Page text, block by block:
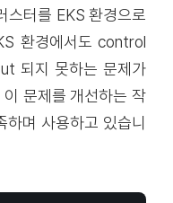
스터를 EKS 환경으로
환경에서도 control
되지 못하는 문제가
이 문제를 개선하는 작
며 사용하고 있습니